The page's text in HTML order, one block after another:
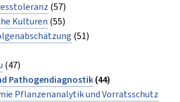
(57)
Kulturen (55)
(51)
(47)
Pathogendiagnostik(44)
Pflanzenanalytik und Vorratsschutz